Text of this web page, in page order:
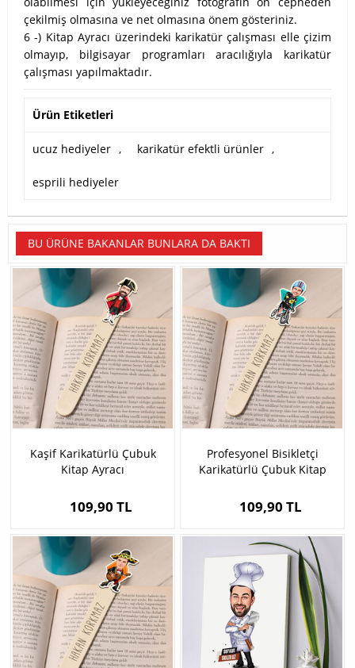
çekilmiş olmasına ve net olmasına önem gösteriniz.
6 -) Kitap Ayracı üzerindeki karikatür çalışması elle çizim
olmayıp, bilgisayar programları aracılığıyla karikatür
çalışması yapılmaktadır.
Ürün Etiketleri
ucuz hediyeler , karikatür efektli ürünler ,
esprili hediyeler
BU ÜRÜNE BAKANLAR BUNLARA DA BAKTI
Kaşif Karikatürlü Çubuk
Kitap Ayracı
109,90 TL
Profesyonel Bisikletçi
Karikatürlü Çubuk Kitap
109,90 TL